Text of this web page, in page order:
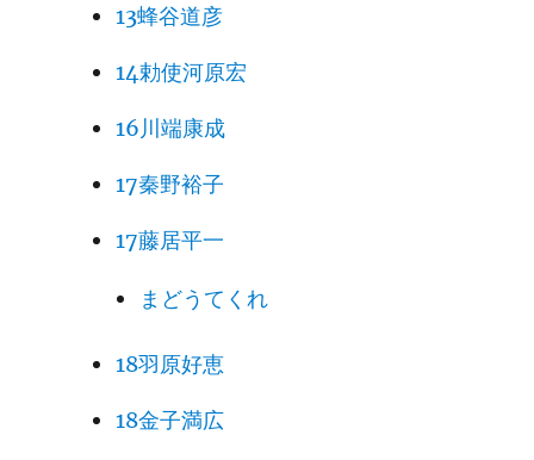
13蜂谷道彦
14勅使河原宏
16川端康成
17秦野裕子
17藤居平一
まどうてくれ
18羽原好恵
18金子満広